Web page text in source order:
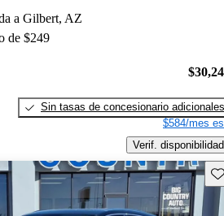
a Gilbert, AZ
de $249
Sin tasas de concesionario adicionales
$584/mes
Verif. disponibilidad